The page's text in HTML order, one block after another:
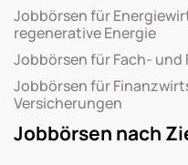
Jobbörsen für
regenerative Energie
Jobbörsen für Fach-
Jobbörsen für
Versicherungen
Jobbörsen nach